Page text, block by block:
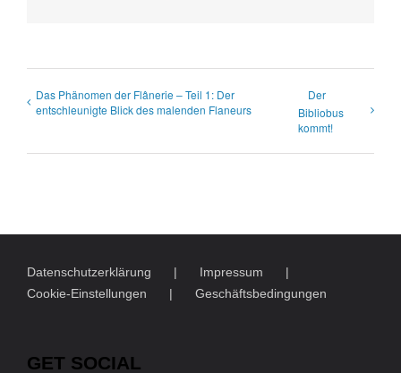
Das Phänomen der Flânerie – Teil 1: Der
entschleunigte Blick des malenden Flaneurs
Der
Bibliobus
kommt!
Datenschutzerklärung
Impressum
Cookie-Einstellungen
Geschäftsbedingungen
GET SOCIAL